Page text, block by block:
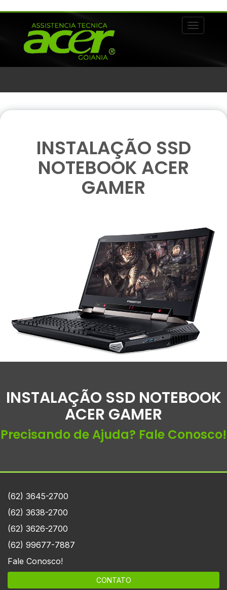
Alternar
INSTALAÇÃO SSD
NOTEBOOK ACER
GAMER
INSTALAÇÃO SSD NOTEBOOK
ACER GAMER
Precisando de Ajuda? Fale Conosco!
(62) 3645-2700
(62) 3638-2700
(62) 3626-2700
(62) 99677-7887
Fale Conosco!
CONTATO